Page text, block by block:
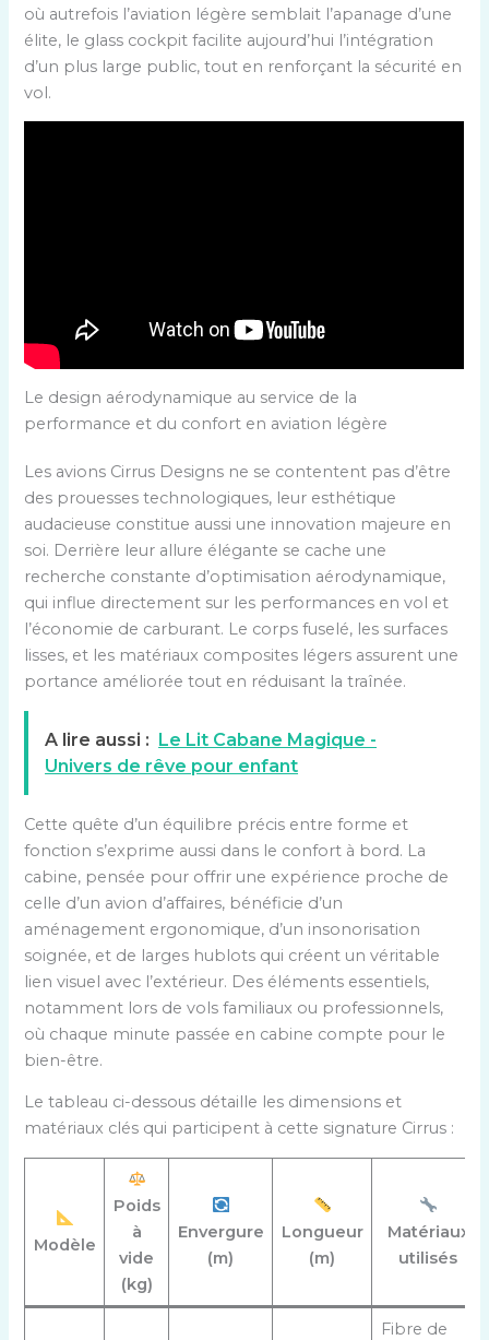
où autrefois l’aviation légère semblait l’apanage d’une
élite, le glass cockpit facilite aujourd’hui l’intégration
d’un plus large public, tout en renforçant la sécurité en
vol.
Le design aérodynamique au service de la
performance et du confort en aviation légère
Les avions Cirrus Designs ne se contentent pas d’être
des prouesses technologiques, leur esthétique
audacieuse constitue aussi une innovation majeure en
soi. Derrière leur allure élégante se cache une
recherche constante d’optimisation aérodynamique,
qui influe directement sur les performances en vol et
l’économie de carburant. Le corps fuselé, les surfaces
lisses, et les matériaux composites légers assurent une
portance améliorée tout en réduisant la traînée.
A lire aussi : Le Lit Cabane Magique -
Univers de rêve pour enfant
Cette quête d’un équilibre précis entre forme et
fonction s’exprime aussi dans le confort à bord. La
cabine, pensée pour offrir une expérience proche de
celle d’un avion d’affaires, bénéficie d’un
aménagement ergonomique, d’un insonorisation
soignée, et de larges hublots qui créent un véritable
lien visuel avec l’extérieur. Des éléments essentiels,
notamment lors de vols familiaux ou professionnels,
où chaque minute passée en cabine compte pour le
bien-être.
Le tableau ci-dessous détaille les dimensions et
matériaux clés qui participent à cette signature Cirrus :
Modèle
Poids
à
vide
(kg)
Envergure
(m)
Longueur
(m)
Matériaux
utilisés
Fibre de